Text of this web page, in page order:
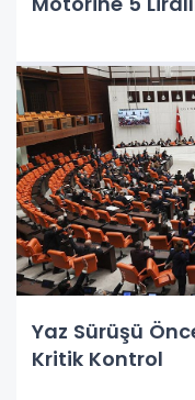
Yaz Sürüşü
Kritik Kontrol